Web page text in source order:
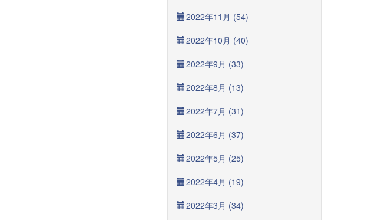
2022年11月 (54)
2022年10月 (40)
2022年9月 (33)
2022年8月 (13)
2022年7月 (31)
2022年6月 (37)
2022年5月 (25)
2022年4月 (19)
2022年3月 (34)